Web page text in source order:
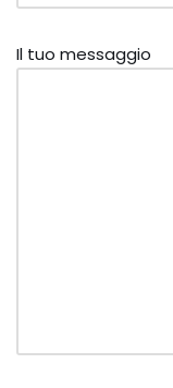
Il tuo messaggio